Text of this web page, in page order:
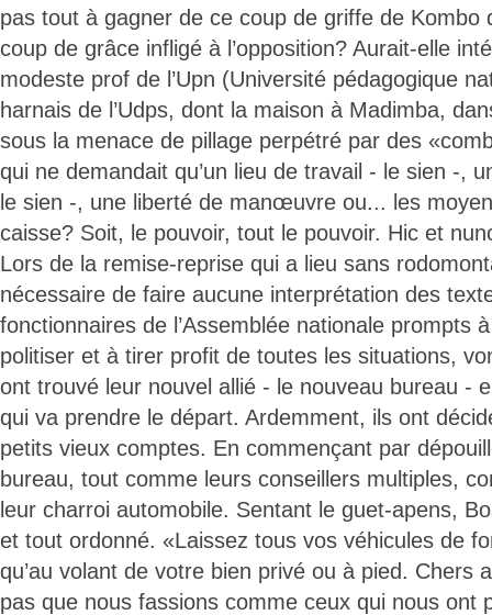
pas tout à gagner de ce coup de griffe de Kombo
coup de grâce infligé à l’opposition? Aurait-elle
modeste prof de l’Upn (Université pédagogique
harnais de l’Udps, dont la maison à Madimba,
sous la menace de pillage perpétré par des
qui ne demandait qu’un lieu de travail - le sien -,
le sien -, une liberté de manœuvre ou... les
caisse? Soit, le pouvoir, tout le pouvoir. Hic et
Lors de la remise-reprise qui a lieu sans
nécessaire de faire aucune interprétation des
fonctionnaires de l’Assemblée nationale prompts
politiser et à tirer profit de toutes les situations,
ont trouvé leur nouvel allié - le nouveau bureau -
qui va prendre le départ. Ardemment, ils ont
petits vieux comptes. En commençant par
bureau, tout comme leurs conseillers multiples,
leur charroi automobile. Sentant le guet-apens,
et tout ordonné. «Laissez tous vos véhicules de
qu’au volant de votre bien privé ou à pied. Chers
pas que nous fassions comme ceux qui nous ont